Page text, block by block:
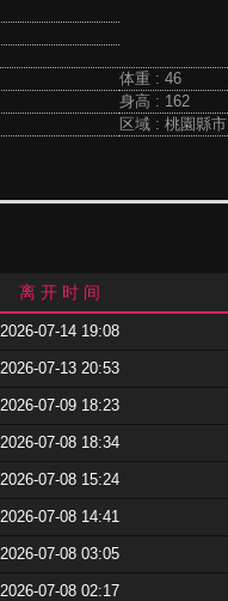
体重 : 46
身高 : 162
区域 : 桃園縣市
离 开 时 间
2026-07-14 19:08
2026-07-13 20:53
2026-07-09 18:23
2026-07-08 18:34
2026-07-08 15:24
2026-07-08 14:41
2026-07-08 03:05
2026-07-08 02:17